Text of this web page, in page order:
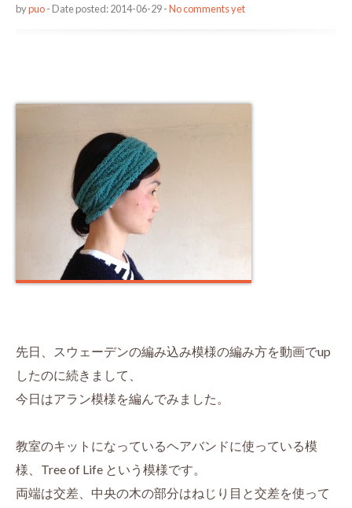
bypuo- Date posted: 2014-06-29 -No comments yet
先日、スウェーデンの編み込み模様の編み方を動画でup
したのに続きまして、
今日はアラン模様を編んでみました。
教室のキットになっているヘアバンドに使っている模
様、Tree of Life という模様です。
両端は交差、中央の木の部分はねじり目と交差を使って